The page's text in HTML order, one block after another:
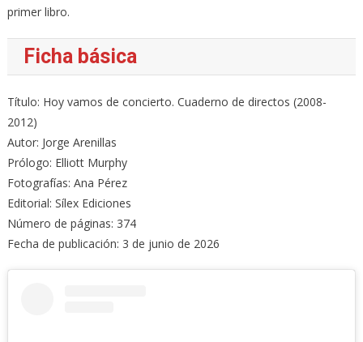
primer libro.
Ficha básica
Título: Hoy vamos de concierto. Cuaderno de directos (2008-
2012)
Autor: Jorge Arenillas
Prólogo: Elliott Murphy
Fotografías: Ana Pérez
Editorial: Sílex Ediciones
Número de páginas: 374
Fecha de publicación: 3 de junio de 2026